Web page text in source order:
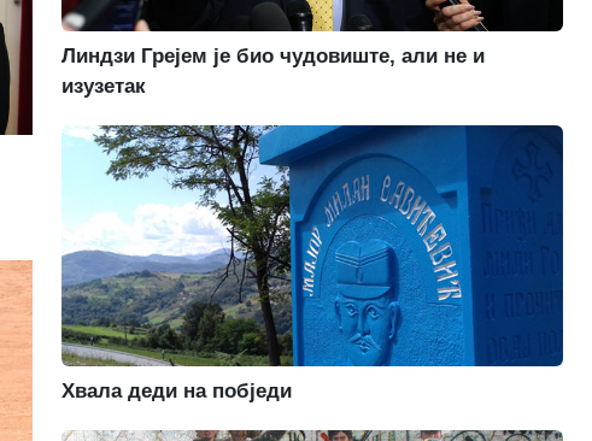
Линдзи Грејем је био чудовиште, али не и
изузетак
Хвала деди на побједи